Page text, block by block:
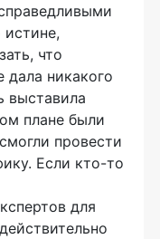
истине,
что
дала никакого
выставила
плане были
провести
Если кто-то
для